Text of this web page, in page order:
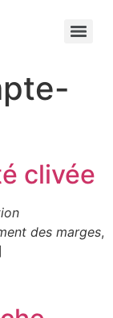
clivée
des marges,